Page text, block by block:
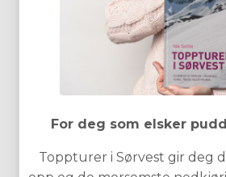
For deg som elsker
Toppturer i Sørvest gir deg